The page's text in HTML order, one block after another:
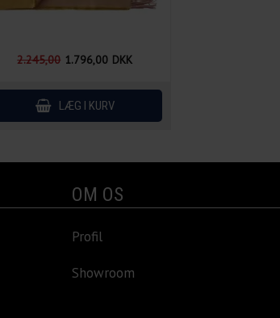
2.245,00 1.796,00 DKK
OM OS
Profil
Showroom